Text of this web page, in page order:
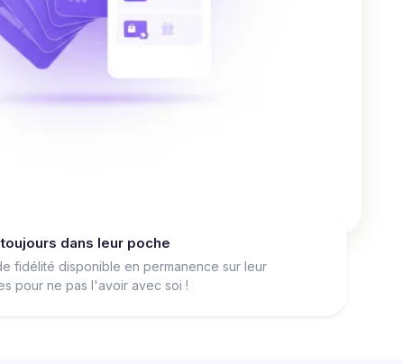
dans leur poche
fidélité disponible en permanence sur leur
pour ne pas l'avoir avec soi !